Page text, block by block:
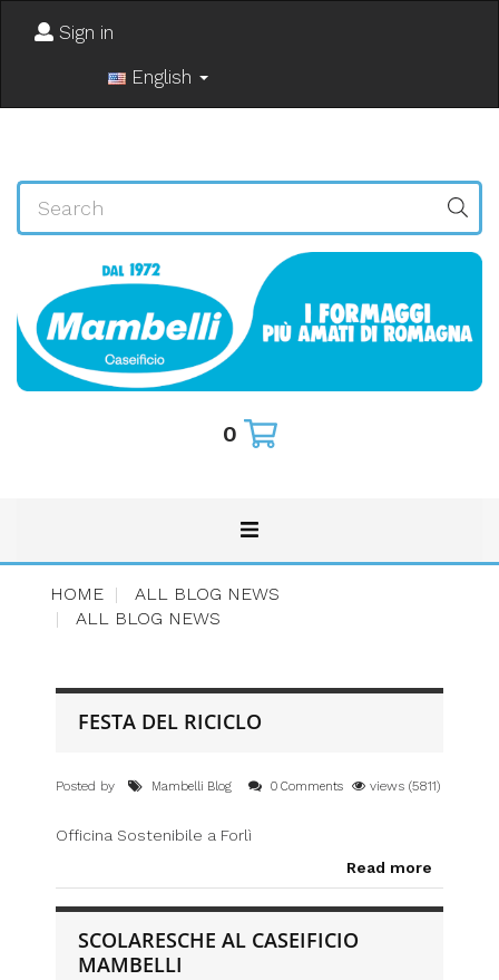
Sign in
English
0
HOME
ALL BLOG NEWS
ALL BLOG NEWS
FESTA DEL RICICLO
Posted by Mambelli Blog 0 Comments views (5811)
Officina Sostenibile a Forlì
Read more
SCOLARESCHE AL CASEIFICIO
MAMBELLI